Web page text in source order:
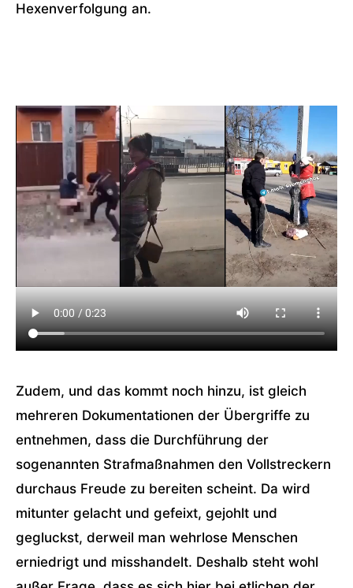
Hexenverfolgung an.
Zudem, und das kommt noch hinzu, ist gleich
mehreren Dokumentationen der Übergriffe zu
entnehmen, dass die Durchführung der
sogenannten Strafmaßnahmen den Vollstreckern
durchaus Freude zu bereiten scheint. Da wird
mitunter gelacht und gefeixt, gejohlt und
gegluckst, derweil man wehrlose Menschen
erniedrigt und misshandelt. Deshalb steht wohl